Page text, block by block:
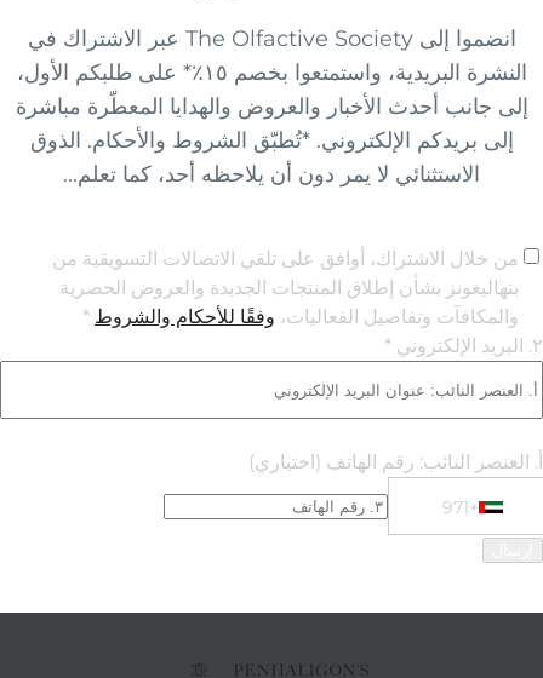
انضموا إلى The Olfactive Society عبر الاشتراك في
النشرة البريدية، واستمتعوا بخصم ١٥٪* على طلبكم الأول،
إلى جانب أحدث الأخبار والعروض والهدايا المعطّرة مباشرة
إلى بريدكم الإلكتروني. *تُطبّق الشروط والأحكام. الذوق
الاستثنائي لا يمر دون أن يلاحظه أحد، كما تعلم...
من خلال الاشتراك، أوافق على تلقي الاتصالات التسويقية من
بنهاليغونز بشأن إطلاق المنتجات الجديدة والعروض الحصرية
والمكافآت وتفاصيل الفعاليات، وفقًا للأحكام والشروط *
٢. البريد الإلكتروني *
أ. العنصر النائب: رقم الهاتف (اختياري)
+971
+971 United Arab Emirates (‫الإمارات العربية المتحدة‬‎)
Phone Number